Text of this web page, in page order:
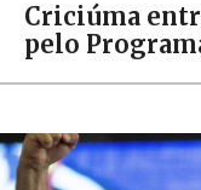
Criciúma
pelo